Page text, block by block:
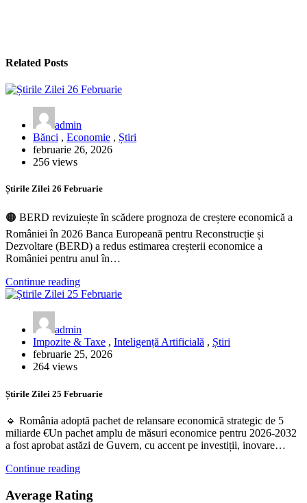
Related Posts
admin
Bănci , Economie , Știri
februarie 26, 2026
256 views
Știrile Zilei 26 Februarie
🟠 BERD revizuiește în scădere prognoza de creștere economică a
României în 2026 Banca Europeană pentru Reconstrucție și
Dezvoltare (BERD) a redus estimarea creșterii economice a
României pentru anul în…
Continue reading
admin
Impozite & Taxe , Inteligență Artificială , Știri
februarie 25, 2026
264 views
Știrile Zilei 25 Februarie
🔹 România adoptă pachet de relansare economică strategic de 5
miliarde €Un pachet amplu de măsuri economice pentru 2026‑2032
a fost aprobat astăzi de Guvern, cu accent pe investiții, inovare…
Continue reading
Average Rating